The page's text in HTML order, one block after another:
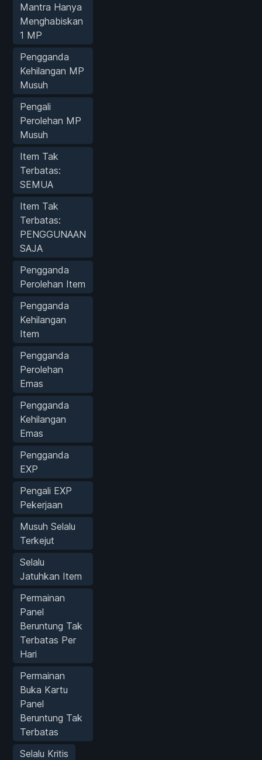
Mantra Hanya
Menghabiskan
1 MP
Pengganda
Kehilangan MP
Musuh
Pengali
Perolehan MP
Musuh
Item Tak
Terbatas:
SEMUA
Item Tak
Terbatas:
PENGGUNAAN
SAJA
Pengganda
Perolehan Item
Pengganda
Kehilangan
Item
Pengganda
Perolehan
Emas
Pengganda
Kehilangan
Emas
Pengganda
EXP
Pengali EXP
Pekerjaan
Musuh Selalu
Terkejut
Selalu
Jatuhkan Item
Permainan
Panel
Beruntung Tak
Terbatas Per
Hari
Permainan
Buka Kartu
Panel
Beruntung Tak
Terbatas
Selalu Kritis